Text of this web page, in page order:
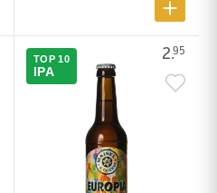
2.95
TOP 10
IPA